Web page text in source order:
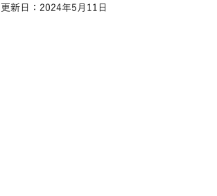
更新日： 2024年5月11日